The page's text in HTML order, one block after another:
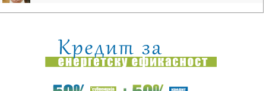
16:06:Duge kolone na pojedim graničnim prelazima
16:03:Evropski odgovor na Starlink: Stiže IRIS² satelitski internet